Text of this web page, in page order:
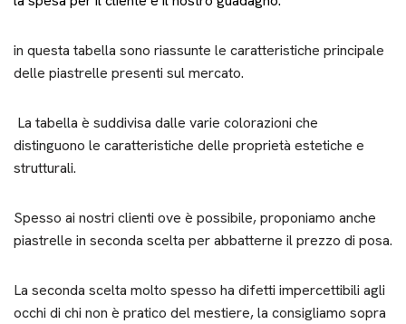
in questa tabella sono riassunte le caratteristiche principale
delle piastrelle presenti sul mercato.
La tabella è suddivisa dalle varie colorazioni che
distinguono le caratteristiche delle proprietà estetiche e
strutturali.
Spesso ai nostri clienti ove è possibile, proponiamo anche
piastrelle in seconda scelta per abbatterne il prezzo di posa.
La seconda scelta molto spesso ha difetti impercettibili agli
occhi di chi non è pratico del mestiere, la consigliamo sopra